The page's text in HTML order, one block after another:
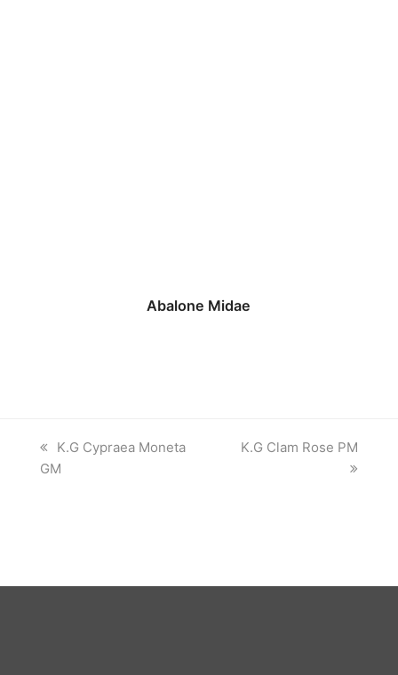
Abalone Midae
previous
post:
K.G Cypraea Moneta
GM
next
K.G Clam Rose PM